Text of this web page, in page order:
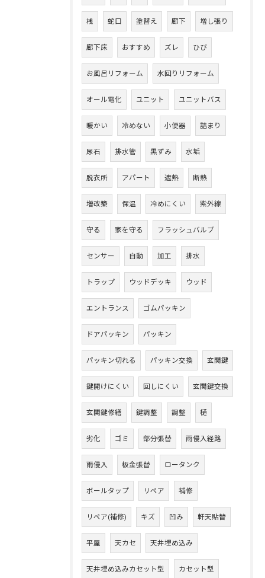
桟 蛇口 塗替え 廊下 増し張り
廊下床 おすすめ ズレ ひび
お風呂リフォーム 水回りリフォーム
オール電化 ユニット ユニットバス
暖かい 冷めない 小便器 詰まり
尿石 排水管 黒ずみ 水垢
脱衣所 アパート 遮熱 断熱
増改築 保温 冷めにくい 紫外線
守る 家を守る フラッシュバルブ
センサー 自動 加工 排水
トラップ ウッドデッキ ウッド
エントランス ゴムパッキン
ドアパッキン パッキン
パッキン切れる パッキン交換 玄関鍵
鍵開けにくい 回しにくい 玄関鍵交換
玄関鍵修繕 鍵調整 調整 樋
劣化 ゴミ 部分張替 雨侵入経路
雨侵入 板金張替 ロータンク
ボールタップ リペア 補修
リペア(補修) キズ 凹み 軒天貼替
平屋 天カセ 天井埋め込み
天井埋め込みカセット型 カセット型